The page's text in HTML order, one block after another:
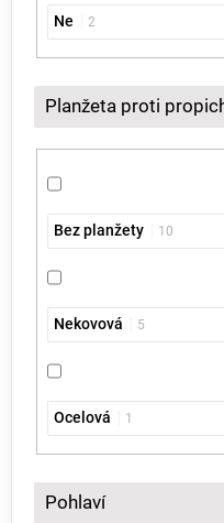
Ne 2
Planžeta proti
Bez planžety 10
Nekovová 5
Ocelová 1
Pohlaví